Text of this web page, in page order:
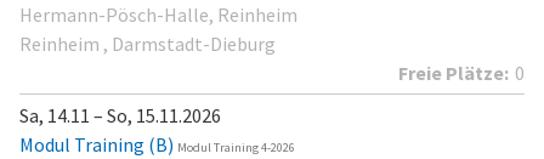
Hermann-Pösch-Halle, Reinheim
Reinheim , Darmstadt-Dieburg
0
Sa, 14.11 – So, 15.11.2026
Modul Training (B) Modul Training 4-2026